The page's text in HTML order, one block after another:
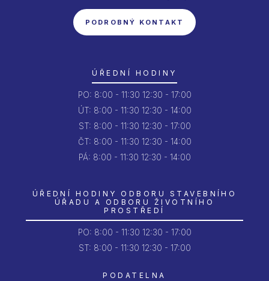
PODROBNÝ KONTAKT
ÚŘEDNÍ HODINY
PO: 8:00 - 11:30 12:30 - 17:00
ÚT: 8:00 - 11:30 12:30 - 14:00
ST: 8:00 - 11:30 12:30 - 17:00
ČT: 8:00 - 11:30 12:30 - 14:00
PÁ: 8:00 - 11:30 12:30 - 14:00
ÚŘEDNÍ HODINY ODBORU STAVEBNÍHO
ÚŘADU A ODBORU ŽIVOTNÍHO
PROSTŘEDÍ
PO: 8:00 - 11:30 12:30 - 17:00
ST: 8:00 - 11:30 12:30 - 17:00
PODATELNA